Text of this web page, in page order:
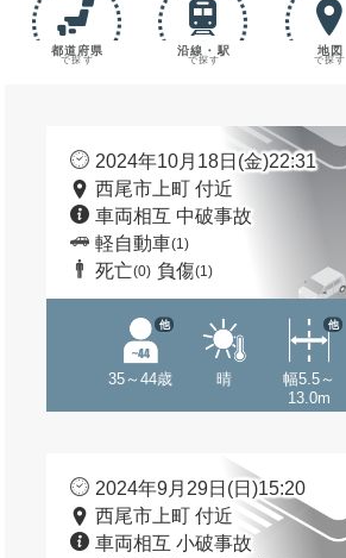
都道府県
で探す
沿線・駅
で探す
地図
で探す
2024年10月18日(金)22:31
西尾市上町 付近
車両相互 中破事故
軽自動車(1)
死亡(0) 負傷(1)
35～44歳
他
晴
幅5.5～
13.0m
他
2024年9月29日(日)15:20
西尾市上町 付近
車両相互 小破事故